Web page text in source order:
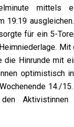
mittels
19:19
für ein 5-
Mit
die Hinrunde mit
optimistisch
14./
Aktivistinnen